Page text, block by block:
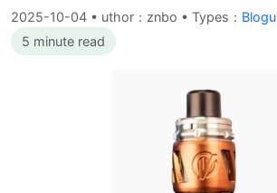
2025-10-04 • uthor：znbo • Types： Blogu
5 minute read